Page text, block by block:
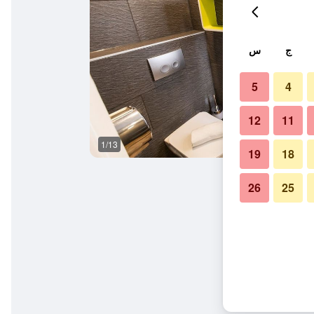
1/13
ج س
4
5
11
12
18
19
25
26